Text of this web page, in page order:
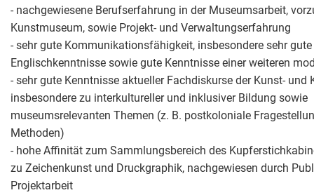
- nachgewiesene Berufserfahrung in der Museumsarbeit,
Kunstmuseum, sowie Projekt- und Verwaltungserfahrung
- sehr gute Kommunikationsfähigkeit, insbesondere sehr
Englischkenntnisse sowie gute Kenntnisse einer weiteren
- sehr gute Kenntnisse aktueller Fachdiskurse der Kunst- und
insbesondere zu interkultureller und inklusiver Bildung sowie
museumsrelevanten Themen (z. B. postkoloniale
Methoden)
- hohe Affinität zum Sammlungsbereich des
zu Zeichenkunst und Druckgraphik, nachgewiesen durch
Projektarbeit